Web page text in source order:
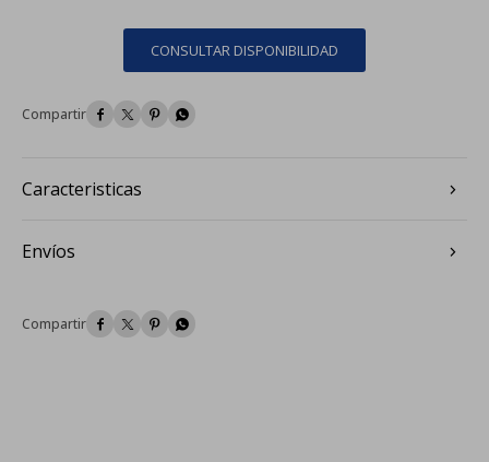
CONSULTAR DISPONIBILIDAD
   
Caracteristicas
Envíos
   